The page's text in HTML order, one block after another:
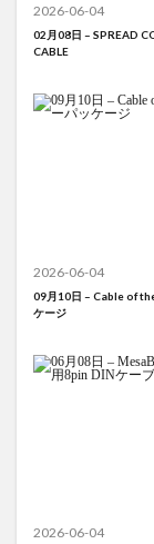
2026-06-04
02月08日 – SPREAD
CABLE
2026-06-04
09月10日 – Cable of
ケージ
2026-06-04